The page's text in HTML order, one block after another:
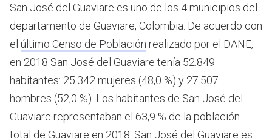
San José del Guaviare es uno de los 4 municipios del
departamento de Guaviare, Colombia. De acuerdo con
el último Censo de Población realizado por el DANE,
en 2018 San José del Guaviare tenía 52.849
habitantes: 25.342 mujeres (48,0 %) y 27.507
hombres (52,0 %). Los habitantes de San José del
Guaviare representaban el 63,9 % de la población
total de Guaviare en 2018. San José del Guaviare es